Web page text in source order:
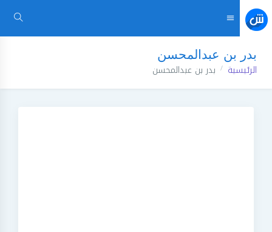
بدر بن عبدالمحسن
الرئيسية بدر بن عبدالمحسن